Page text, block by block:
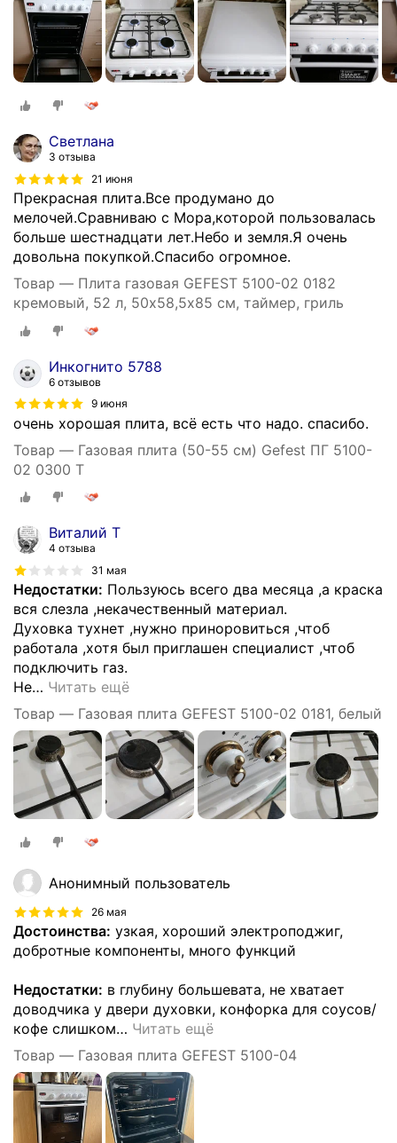
Светлана
3 отзыва
21 июня
Прекрасная плита.Все продумано до
мелочей.Сравниваю с Мора,которой пользовалась
больше шестнадцати лет.Небо и земля.Я очень
довольна покупкой.Спасибо огромное.
Товар — Плита газовая GEFEST 5100-02 0182
кремовый, 52 л, 50х58,5х85 см, таймер, гриль
Инкогнито 5788
6 отзывов
9 июня
очень хорошая плита, всё есть что надо. спасибо.
Товар — Газовая плита (50-55 см) Gefest ПГ 5100-
02 0300 Т
Виталий Т
4 отзыва
31 мая
Недостатки: Пользуюсь всего два месяца ,а краска
вся слезла ,некачественный материал.
Духовка тухнет ,нужно приноровиться ,чтоб
работала ,хотя был приглашен специалист ,чтоб
подключить газ.
Не… Читать ещё
Товар — Газовая плита GEFEST 5100-02 0181, белый
Анонимный пользователь
26 мая
Достоинства: узкая, хороший электроподжиг,
добротные компоненты, много функций
Недостатки: в глубину большевата, не хватает
доводчика у двери духовки, конфорка для соусов/
кофе слишком… Читать ещё
Товар — Газовая плита GEFEST 5100-04